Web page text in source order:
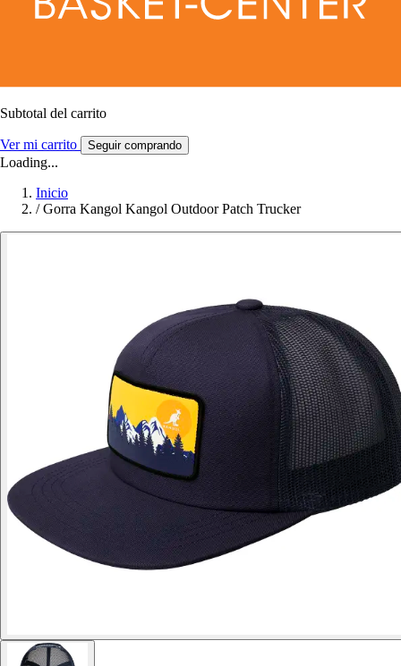
Subtotal del carrito
Ver mi carrito Seguir comprando
Loading...
Inicio
/ Gorra Kangol Kangol Outdoor Patch Trucker